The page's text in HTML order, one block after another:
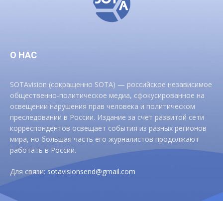
О НАС
SOTAvision (сокращенно SOTA) — российское независимое
общественно-политическое медиа, сфокусированное на
освещении нарушения прав человека и политическом
преследовании в России. Издание за счет развитой сети
корреспондентов освещает события из разных регионов
мира, но большая часть его журналистов продолжают
работать в России.
Для связи:sotavisionsend@gmail.com